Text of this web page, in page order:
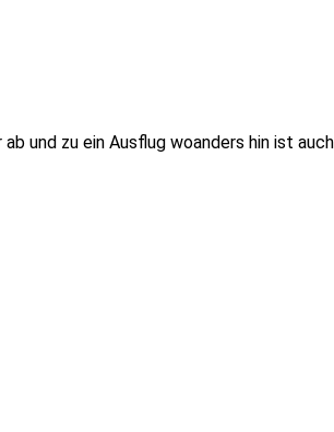
und zu ein Ausflug woanders hin ist